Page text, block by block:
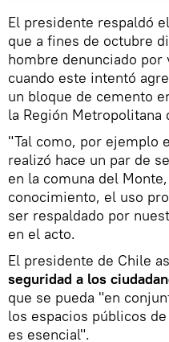
El presidente respaldó
que a fines de octubre
hombre denunciado
cuando este intentó
un bloque de cemento
la Región Metropolitana
"Tal como, por ejemplo
realizó hace un par de
en la comuna del
conocimiento, el uso
ser respaldado por
en el acto.
El presidente de Chile
seguridad a los
que se pueda "en
los espacios públicos
es esencial".